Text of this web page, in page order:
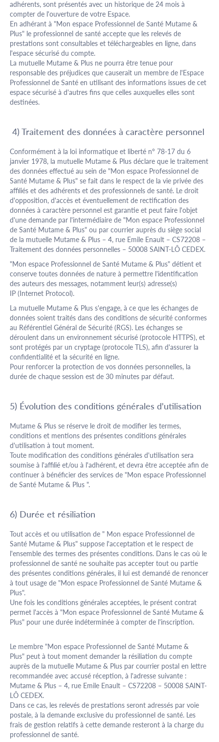
adhérents, sont présentés avec un historique de 24 mois à
compter de l'ouverture de votre Espace.
En adhérant à "Mon espace Professionnel de Santé Mutame &
Plus" le professionnel de santé accepte que les relevés de
prestations sont consultables et téléchargeables en ligne, dans
l'espace sécurisé du compte.
La mutuelle Mutame & Plus ne pourra être tenue pour
responsable des préjudices que causerait un membre de l'Espace
Professionnel de Santé en utilisant des informations issues de cet
espace sécurisé à d'autres fins que celles auxquelles elles sont
destinées.
4) Traitement des données à caractère personnel
Conformément à la loi informatique et liberté n° 78-17 du 6
janvier 1978, la mutuelle Mutame & Plus déclare que le traitement
des données effectué au sein de "Mon espace Professionnel de
Santé Mutame & Plus" se fait dans le respect de la vie privée des
affiliés et des adhérents et des professionnels de santé. Le droit
d'opposition, d'accès et éventuellement de rectification des
données à caractère personnel est garantie et peut faire l'objet
d'une demande par l'intermédiaire de "Mon espace Professionnel
de Santé Mutame & Plus" ou par courrier auprès du siège social
de la mutuelle Mutame & Plus – 4, rue Emile Enault – CS72208 –
Traitement des données personnelles – 50008 SAINT-LÔ CEDEX.
"Mon espace Professionnel de Santé Mutame & Plus" détient et
conserve toutes données de nature à permettre l'identification
des auteurs des messages, notamment leur(s) adresse(s)
IP (Internet Protocol).
La mutuelle Mutame & Plus s'engage, à ce que les échanges de
données soient traités dans des conditions de sécurité conformes
au Référentiel Général de Sécurité (RGS). Les échanges se
déroulent dans un environnement sécurisé (protocole HTTPS), et
sont protégés par un cryptage (protocole TLS), afin d'assurer la
confidentialité et la sécurité en ligne.
Pour renforcer la protection de vos données personnelles, la
durée de chaque session est de 30 minutes par défaut.
5) Évolution des conditions générales d'utilisation
Mutame & Plus se réserve le droit de modifier les termes,
conditions et mentions des présentes conditions générales
d'utilisation à tout moment.
Toute modification des conditions générales d'utilisation sera
soumise à l'affilié et/ou à l'adhérent, et devra être acceptée afin de
continuer à bénéficier des services de "Mon espace Professionnel
de Santé Mutame & Plus ".
6) Durée et résiliation
Tout accès et ou utilisation de " Mon espace Professionnel de
Santé Mutame & Plus" suppose l'acceptation et le respect de
l'ensemble des termes des présentes conditions. Dans le cas où le
professionnel de santé ne souhaite pas accepter tout ou partie
des présentes conditions générales, il lui est demandé de renoncer
à tout usage de "Mon espace Professionnel de Santé Mutame &
Plus".
Une fois les conditions générales acceptées, le présent contrat
permet l'accès à "Mon espace Professionnel de Santé Mutame &
Plus" pour une durée indéterminée à compter de l'inscription.
Le membre "Mon espace Professionnel de Santé Mutame &
Plus" peut à tout moment demander la résiliation du compte
auprès de la mutuelle Mutame & Plus par courrier postal en lettre
recommandée avec accusé réception, à l'adresse suivante :
Mutame & Plus – 4, rue Emile Enault – CS72208 – 50008 SAINT-
LÔ CEDEX.
Dans ce cas, les relevés de prestations seront adressés par voie
postale, à la demande exclusive du professionnel de santé. Les
frais de gestion relatifs à cette demande resteront à la charge du
professionnel de santé.